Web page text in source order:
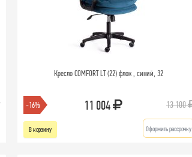
Кресло COMFORT LT (22) флок , синий, 32
-16% 11 004 13 100
В корзину Оформить рассрочку